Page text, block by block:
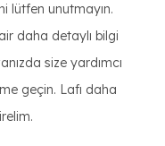
lütfen unutmayın.
daha detaylı bilgi
size yardımcı
geçin. Lafı daha